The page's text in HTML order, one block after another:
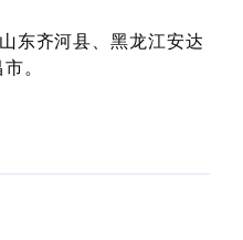
东齐河县、黑龙江安达
。